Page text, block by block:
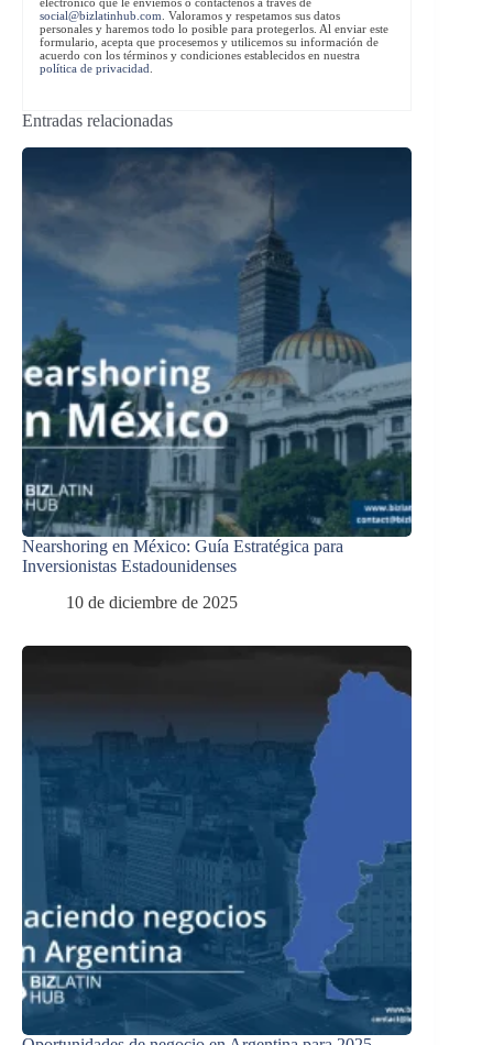
social@bizlatinhub.com . Valoramos y respetamos sus datos
personales y haremos todo lo posible para protegerlos. Al enviar este
formulario, acepta que procesemos y utilicemos su información de
acuerdo con los términos y condiciones establecidos en nuestra
política de privacidad
Entradas relacionadas
Nearshoring en México: Guía Estratégica para
Inversionistas Estadounidenses
10 de diciembre de 2025